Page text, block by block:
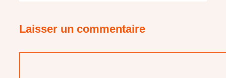
Laisser un commentaire